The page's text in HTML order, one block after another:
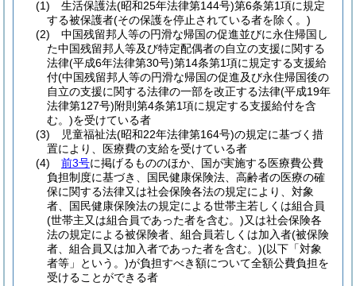
(1)
生活保護法(昭和25年法律第144号)第6条第1項に規定
する被保護者(その保護を停止されている者を除く。)
(2)
中国残留邦人等の円滑な帰国の促進並びに永住帰国し
た中国残留邦人等及び特定配偶者の自立の支援に関する
法律(平成6年法律第30号)第14条第1項に規定する支援給
付(中国残留邦人等の円滑な帰国の促進及び永住帰国後の
自立の支援に関する法律の一部を改正する法律(平成19年
法律第127号)附則第4条第1項に規定する支援給付を含
む。)を受けている者
(3)
児童福祉法(昭和22年法律第164号)の規定に基づく措
置により、医療費の支給を受けている者
(4)
前3号に掲げるもののほか、国が実施する医療費公費
負担制度に基づき、国民健康保険法、高齢者の医療の確
保に関する法律又は社会保険各法の規定により、対象
者、国民健康保険法の規定による世帯主若しくは組合員
(世帯主又は組合員であった者を含む。)又は社会保険各
法の規定による被保険者、組合員若しくは加入者(被保険
者、組合員又は加入者であった者を含む。)(以下「対象
者等」という。)が負担すべき額について全額公費負担を
受けることができる者